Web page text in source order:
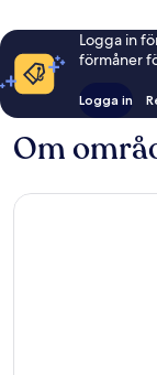
Logga in
förmåner
Logga in
Om